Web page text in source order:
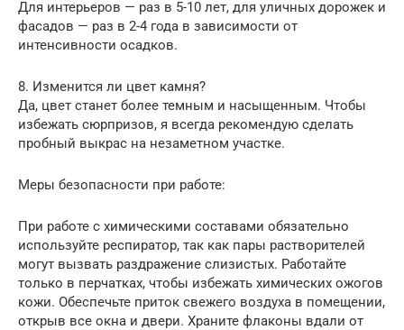
Для интерьеров — раз в 5-10 лет, для уличных дорожек и
фасадов — раз в 2-4 года в зависимости от
интенсивности осадков.
8. Изменится ли цвет камня?
Да, цвет станет более темным и насыщенным. Чтобы
избежать сюрпризов, я всегда рекомендую сделать
пробный выкрас на незаметном участке.
Меры безопасности при работе:
При работе с химическими составами обязательно
используйте респиратор, так как пары растворителей
могут вызвать раздражение слизистых. Работайте
только в перчатках, чтобы избежать химических ожогов
кожи. Обеспечьте приток свежего воздуха в помещении,
открыв все окна и двери. Храните флаконы вдали от